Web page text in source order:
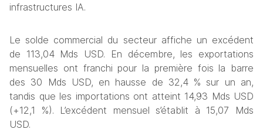
infrastructures IA.
Le solde commercial du secteur affiche un excédent
de 113,04 Mds USD. En décembre, les exportations
mensuelles ont franchi pour la première fois la barre
des 30 Mds USD, en hausse de 32,4 % sur un an,
tandis que les importations ont atteint 14,93 Mds USD
(+12,1 %). L’excédent mensuel s’établit à 15,07 Mds
USD.